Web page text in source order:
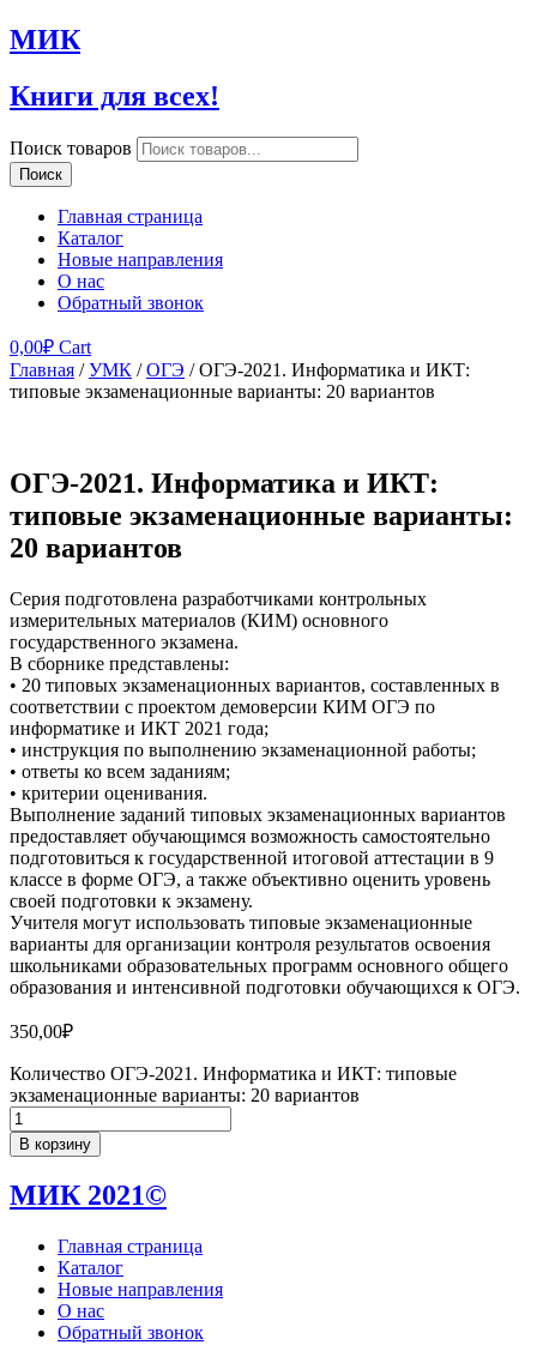
МИК
Книги для всех!
Поиск товаров
Поиск
Главная страница
Каталог
Новые направления
О нас
Обратный звонок
0,00₽ Cart
Главная /УМК /ОГЭ / ОГЭ-2021. Информатика и ИКТ:
типовые экзаменационные варианты: 20 вариантов
ОГЭ-2021. Информатика и ИКТ:
типовые экзаменационные варианты:
20 вариантов
Серия подготовлена разработчиками контрольных
измерительных материалов (КИМ) основного
государственного экзамена.
В сборнике представлены:
• 20 типовых экзаменационных вариантов, составленных в
соответствии с проектом демоверсии КИМ ОГЭ по
информатике и ИКТ 2021 года;
• инструкция по выполнению экзаменационной работы;
• ответы ко всем заданиям;
• критерии оценивания.
Выполнение заданий типовых экзаменационных вариантов
предоставляет обучающимся возможность самостоятельно
подготовиться к государственной итоговой аттестации в 9
классе в форме ОГЭ, а также объективно оценить уровень
своей подготовки к экзамену.
Учителя могут использовать типовые экзаменационные
варианты для организации контроля результатов освоения
школьниками образовательных программ основного общего
образования и интенсивной подготовки обучающихся к ОГЭ.
350,00₽
Количество ОГЭ-2021. Информатика и ИКТ: типовые
экзаменационные варианты: 20 вариантов
В корзину
МИК 2021©
Главная страница
Каталог
Новые направления
О нас
Обратный звонок